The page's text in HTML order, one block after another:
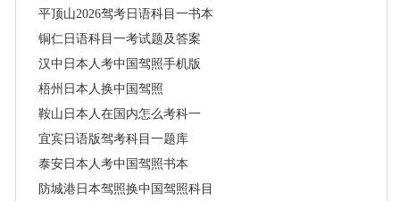
平顶山2026驾考日语科目一书本
铜仁日语科目一考试题及答案
汉中日本人考中国驾照手机版
梧州日本人换中国驾照
鞍山日本人在国内怎么考科一
宜宾日语版驾考科目一题库
泰安日本人考中国驾照书本
防城港日本驾照换中国驾照科目一